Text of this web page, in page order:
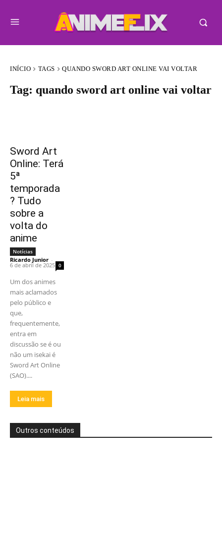
INÍCIO TAGS QUANDO SWORD ART ONLINE VAI VOLTAR
Tag: quando sword art online vai voltar
Sword Art
Online: Terá
5ª
temporada
? Tudo
sobre a
volta do
anime
Notícias
Ricardo Junior -
6 de abril de 2025 0
Um dos animes
mais aclamados
pelo público e
que,
frequentemente,
entra em
discussão se é ou
não um isekai é
Sword Art Online
(SAO)....
Leia mais
Outros conteúdos